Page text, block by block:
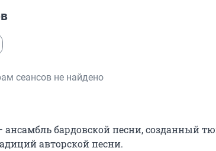
сеансов не найдено
ансамбль бардовской песни, созданный
авторской песни.